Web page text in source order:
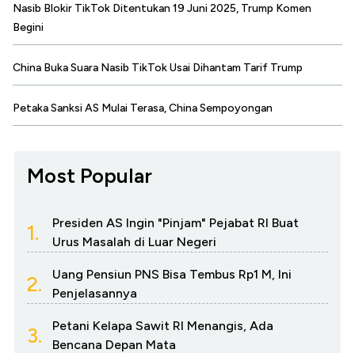
Nasib Blokir TikTok Ditentukan 19 Juni 2025, Trump Komen
Begini
China Buka Suara Nasib TikTok Usai Dihantam Tarif Trump
Petaka Sanksi AS Mulai Terasa, China Sempoyongan
Most Popular
1.
Presiden AS Ingin "Pinjam" Pejabat RI Buat
Urus Masalah di Luar Negeri
2.
Uang Pensiun PNS Bisa Tembus Rp1 M, Ini
Penjelasannya
3.
Petani Kelapa Sawit RI Menangis, Ada
Bencana Depan Mata